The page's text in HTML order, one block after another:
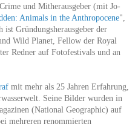
und Mitherausgeber (mit Jo-
Animals in the Anthropocene",
ist Gründungsherausgeber der
Wild Planet, Fellow der Royal
Redner auf Fotofestivals und an
mit mehr als 25 Jahren Erfahrung,
Seine Bilder wurden in
(National Geographic) auf
mehreren renommierten